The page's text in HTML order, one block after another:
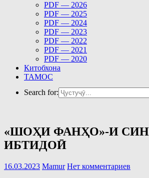
PDF — 2026
PDF — 2025
PDF — 2024
PDF — 2023
PDF — 2022
PDF — 2021
PDF — 2020
Китобхона
ТАМОС
Search for:
«ШОҲИ ФАНҲО»-И
ИБТИДОӢ
16.03.2023 Mamur Нет комментариев